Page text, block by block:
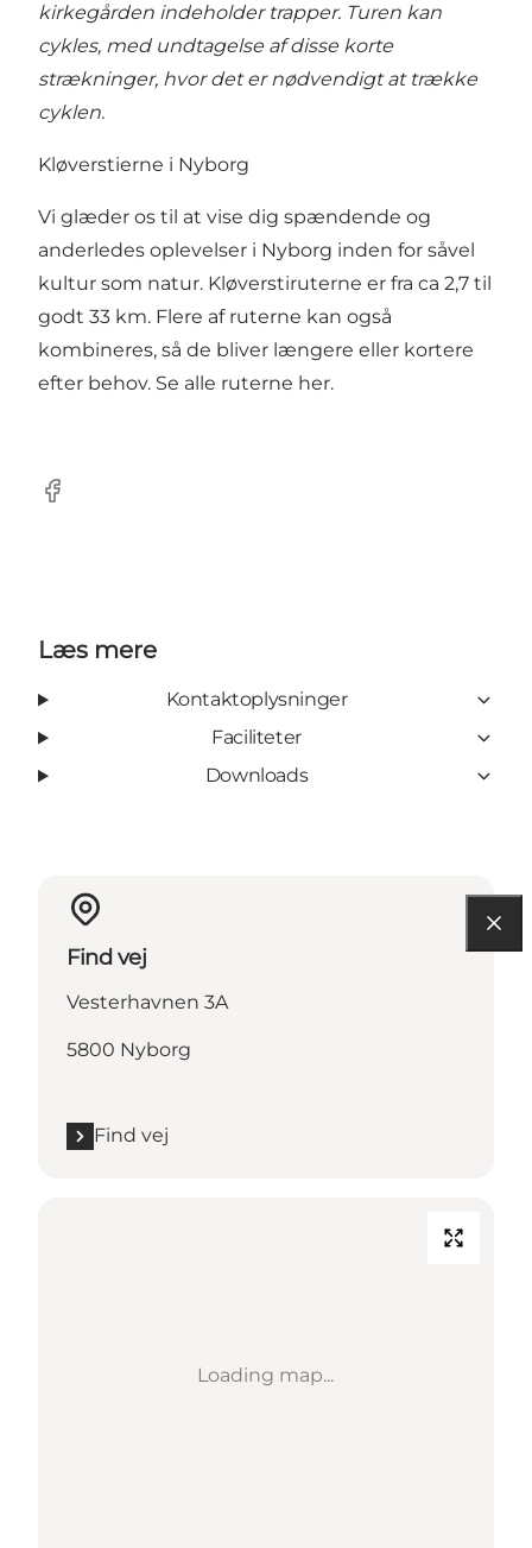
kirkegården indeholder trapper. Turen kan
cykles, med undtagelse af disse korte
strækninger, hvor det er nødvendigt at trække
cyklen.
Kløverstierne i Nyborg
Vi glæder os til at vise dig spændende og
anderledes oplevelser i Nyborg inden for såvel
kultur som natur. Kløverstiruterne er fra ca 2,7 til
godt 33 km. Flere af ruterne kan også
kombineres, så de bliver længere eller kortere
efter behov. Se alle ruterne her.
Facebook
Læs mere
Kontaktoplysninger
Faciliteter
Downloads
Find vej
Vesterhavnen 3A
5800 Nyborg
Find vej
Loading map...